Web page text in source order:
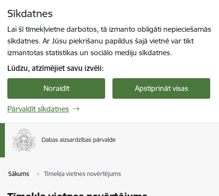
Sīkdatnes
Lai šī tīmekļvietne darbotos, tā izmanto obligāti nepieciešamās
sīkdatnes. Ar Jūsu piekrišanu papildus šajā vietnē var tikt
izmantotas statistikas un sociālo mediju sīkdatnes.
Lūdzu, atzīmējiet savu izvēli:
Noraidīt Apstiprināt visas
Pārvaldīt sīkdatnes
Sākums Tīmekļa vietnes novērtējums